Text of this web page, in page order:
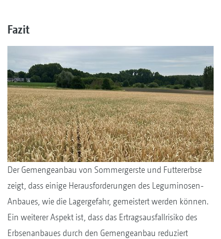
Fazit
Der Gemengeanbau von Sommergerste und Futtererbse
zeigt, dass einige Herausforderungen des Leguminosen-
Anbaues, wie die Lagergefahr, gemeistert werden können.
Ein weiterer Aspekt ist, dass das Ertragsausfallrisiko des
Erbsenanbaues durch den Gemengeanbau reduziert